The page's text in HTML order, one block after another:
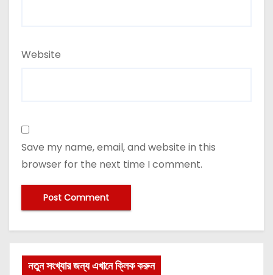
Website
Save my name, email, and website in this
browser for the next time I comment.
নতুন সংখ্যার জন্য এখানে ক্লিক করুন